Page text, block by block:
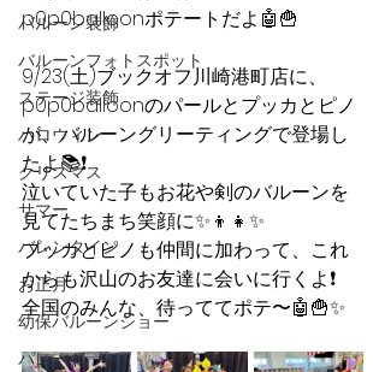
バルーン装飾
バルーンフォトスポット
ステージ装飾
ハロウィン
クリスマス
サマー
バレンタイン
お正月
幼保バルーンショー
パレード
p0p0balloonポテートだよ🤖🍟
9/23(土)ブックオフ川崎港町店に、
p0p0balloonのパールとプッカとピノ
が、バルーングリーティングで登場し
たよ📚❗️
泣いていた子もお花や剣のバルーンを
見てたちまち笑顔に✨👦👧✨
プッカとピノも仲間に加わって、これ
からも沢山のお友達に会いに行くよ❗️
全国のみんな、待っててポテ〜🤖🍟✨